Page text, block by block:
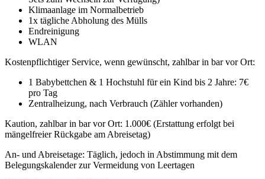
Klimaanlage im Normalbetrieb
1x tägliche Abholung des Mülls
Endreinigung
WLAN
Kostenpflichtiger Service, wenn gewünscht, zahlbar in bar vor Ort:
1 Babybettchen & 1 Hochstuhl für ein Kind bis 2 Jahre: 7€
pro Tag
Zentralheizung, nach Verbrauch (Zähler vorhanden)
Kaution, zahlbar in bar vor Ort: 1.000€ (Erstattung erfolgt bei
mängelfreier Rückgabe am Abreisetag)
An- und Abreisetage: Täglich, jedoch in Abstimmung mit dem
Belegungskalender zur Vermeidung von Leertagen